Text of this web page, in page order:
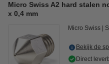
Micro Swiss A2 hard stalen
x 0,4 mm
Micro Swiss
Bekijk de
Direct